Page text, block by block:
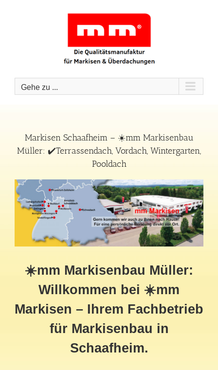
Gehe zu ...
Markisen Schaafheim – ☀️mm Markisenbau
Müller: ✔️Terrassendach, Vordach, Wintergarten,
Pooldach
☀️mm Markisenbau Müller:
Willkommen bei ☀️mm
Markisen – Ihrem Fachbetrieb
für Markisenbau in
Schaafheim.